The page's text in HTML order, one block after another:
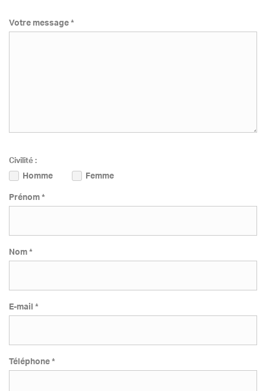
Votre message *
Civilité :
Homme
Femme
Nom *
Prénom *
E-mail *
Téléphone *